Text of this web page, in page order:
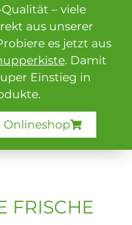
– viele
aus unserer
es jetzt aus
. Damit
Einstieg in
Link
FRISCHE